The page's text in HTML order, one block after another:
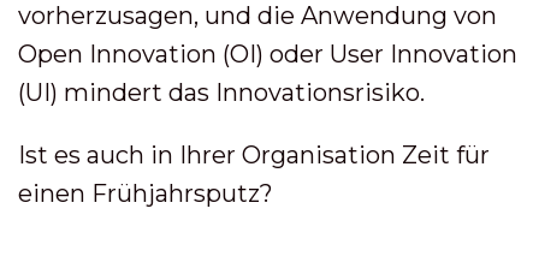
vorherzusagen, und die Anwendung von
Open Innovation (OI) oder User Innovation
(UI) mindert das Innovationsrisiko.
Ist es auch in Ihrer Organisation Zeit für
einen Frühjahrsputz?